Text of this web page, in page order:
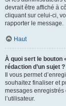
devrait être affiché à
cliquant sur celui-ci,
rapporter le message.
Haut
À quoi sert le bouton
rédaction d’un sujet ?
Il vous permet
souhaitez finaliser et
messages
l’utilisateur.